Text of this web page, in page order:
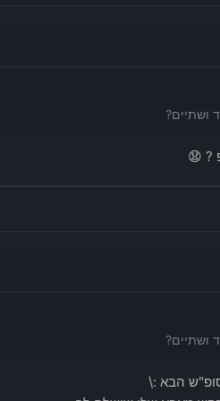
? 😧
הבא :\